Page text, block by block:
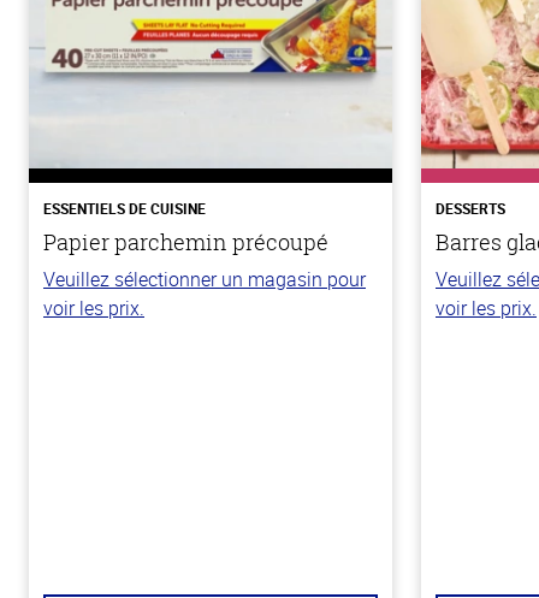
ESSENTIELS DE CUISINE
Papier parchemin précoupé
Veuillez sélectionner un magasin pour
voir les prix.
DESSERTS
Barres
Veuillez
voir les prix.